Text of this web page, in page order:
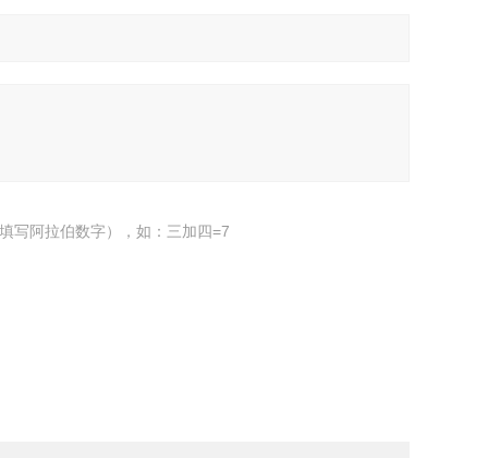
写阿拉伯数字），如：三加四=7